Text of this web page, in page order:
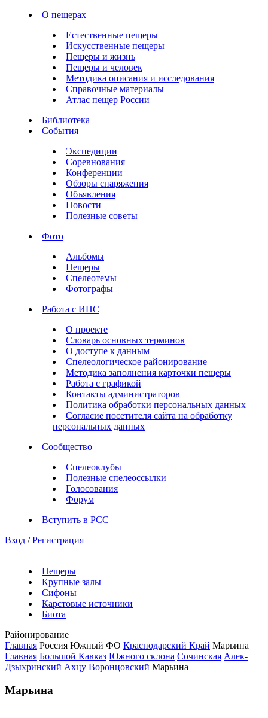
О пещерах
Естественные пещеры
Искусственные пещеры
Пещеры и жизнь
Пещеры и человек
Методика описания и исследования
Справочные материалы
Атлас пещер России
Библиотека
События
Экспедиции
Соревнования
Конференции
Обзоры снаряжения
Объявления
Новости
Полезные советы
Фото
Альбомы
Пещеры
Спелеотемы
Фотографы
Работа с ИПС
О проекте
Словарь основных терминов
О доступе к данным
Спелеологическое районирование
Методика заполнения карточки пещеры
Работа с графикой
Контакты администраторов
Политика обработки персональных данных
Согласие посетителя сайта на обработку
персональных данных
Сообщество
Спелеоклубы
Полезные спелеоссылки
Голосования
Форум
Вступить в РСС
Вход / Регистрация
Пещеры
Крупные залы
Сифоны
Карстовые источники
Биота
Районирование
Главная Россия Южный ФО Краснодарский Край Марьина
Главная Большой Кавказ Южного склона Сочинская Алек-
Дзыхринский Ахцу Воронцовский Марьина
Марьина